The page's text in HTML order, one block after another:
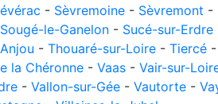
- Sèvremoine - Sèvremont -
Sougé-le-Ganelon - Sucé-sur-Erdre
- Thouaré-sur-Loire - Tiercé -
la Chéronne - Vaas - Vair-sur-
- Vallon-sur-Gée - Vautorte -